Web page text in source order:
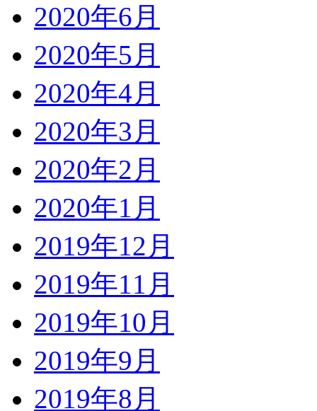
2020年6月
2020年5月
2020年4月
2020年3月
2020年2月
2020年1月
2019年12月
2019年11月
2019年10月
2019年9月
2019年8月